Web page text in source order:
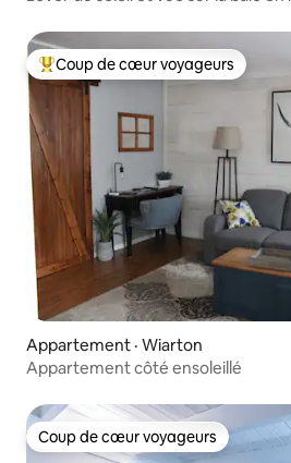
Coup de cœur voyageurs parmi les
Coup de cœur voyageurs
Appartement · Wiarton
Appartement côté ensoleillé
Coup de cœur voyageurs
Coup de cœur voyageurs